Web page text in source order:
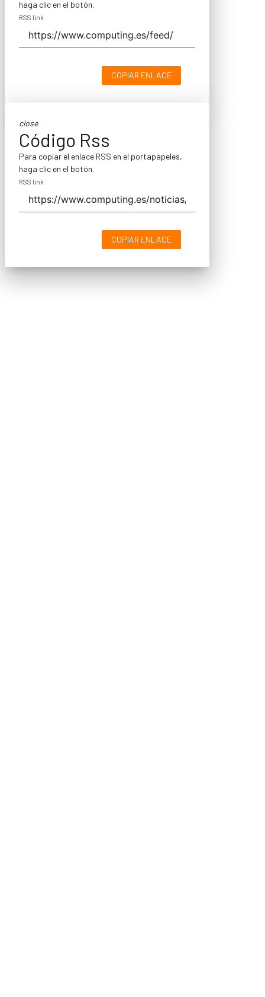
haga clic en el botón.
RSS link
COPIAR ENLACE
close
Código Rss
Para copiar el enlace RSS en el portapapeles,
haga clic en el botón.
RSS link
COPIAR ENLACE